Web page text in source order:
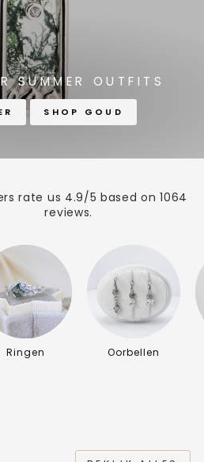
SUMMER OUTFITS
SHOP GOUD
rate us 4.9/5 based on 1064
reviews.
Ringen Oorbellen